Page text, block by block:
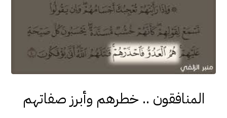
المنافقون .. خطرهم وأبرز صفاتهم